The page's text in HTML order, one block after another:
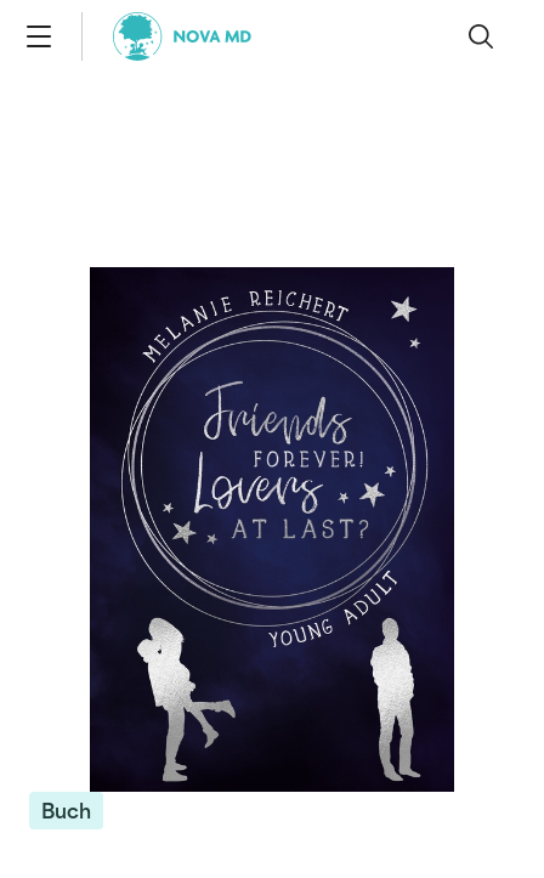
Buch